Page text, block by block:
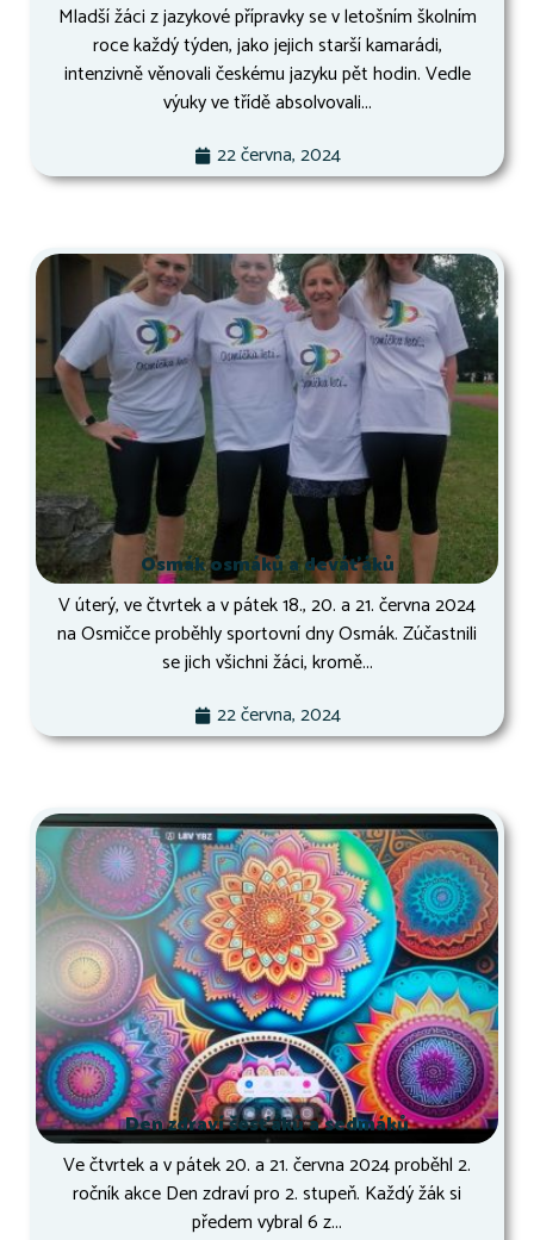
Mladší žáci z jazykové přípravky se v letošním školním
roce každý týden, jako jejich starší kamarádi,
intenzivně věnovali českému jazyku pět hodin. Vedle
výuky ve třídě absolvovali...
22 června, 2024
Osmák osmáků a deváťáků
V úterý, ve čtvrtek a v pátek 18., 20. a 21. června 2024
na Osmičce proběhly sportovní dny Osmák. Zúčastnili
se jich všichni žáci, kromě...
22 června, 2024
Den zdraví šesťáků a sedmáků
Ve čtvrtek a v pátek 20. a 21. června 2024 proběhl 2.
ročník akce Den zdraví pro 2. stupeň. Každý žák si
předem vybral 6 z...